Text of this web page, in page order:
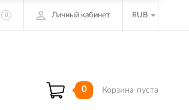
0 Личный кабинет RUB
0 Корзина пуста